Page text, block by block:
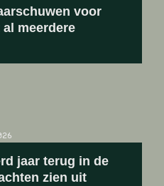
voor
meerdere
jaar terug in de
zien uit